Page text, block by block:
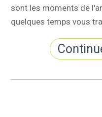
sont les moments de
quelques temps vous